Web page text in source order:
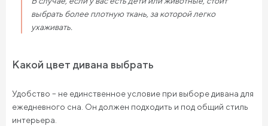
выбрать более плотную ткань, за которой легко
ухаживать.
Какой цвет дивана выбрать
Удобство – не единственное условие при выборе дивана для
ежедневного сна. Он должен подходить и под общий стиль
интерьера.